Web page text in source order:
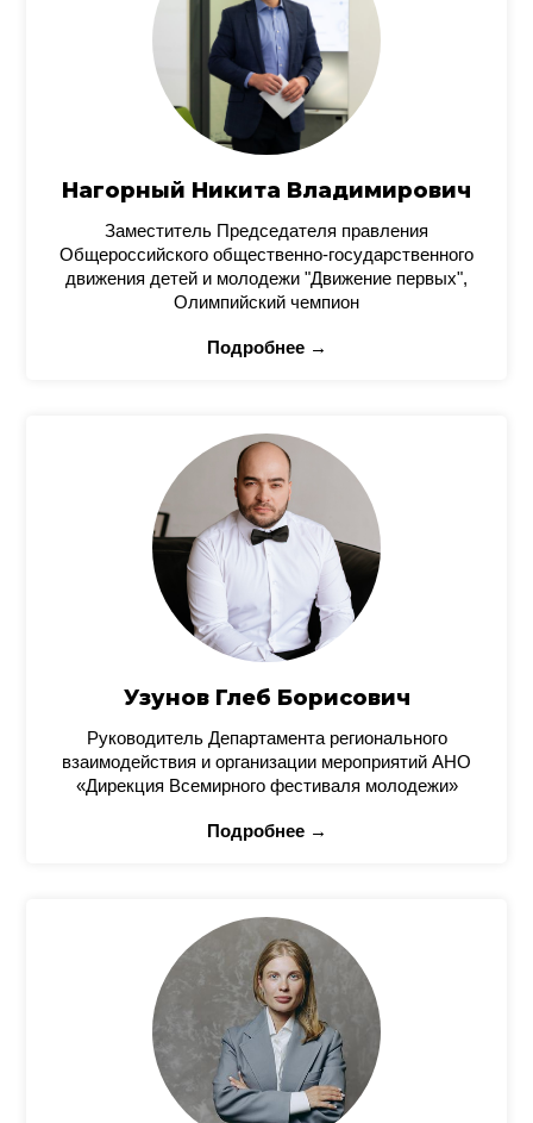
Нагорный Никита Владимирович
Заместитель Председателя правления
Общероссийского общественно-государственного
движения детей и молодежи "Движение первых",
Олимпийский чемпион
Подробнее →
Узунов Глеб Борисович
Руководитель Департамента регионального
взаимодействия и организации мероприятий АНО
«Дирекция Всемирного фестиваля молодежи»
Подробнее →